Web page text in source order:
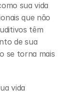
sua vida
que não
têm
de sua
se torna mais
vida